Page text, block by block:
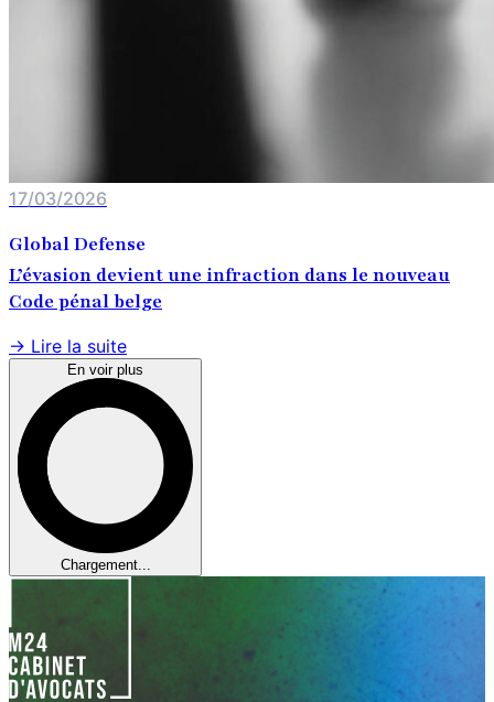
17/03/2026
Global Defense
L’évasion devient une infraction dans le nouveau
Code pénal belge
→ Lire la suite
En voir plus
Chargement...